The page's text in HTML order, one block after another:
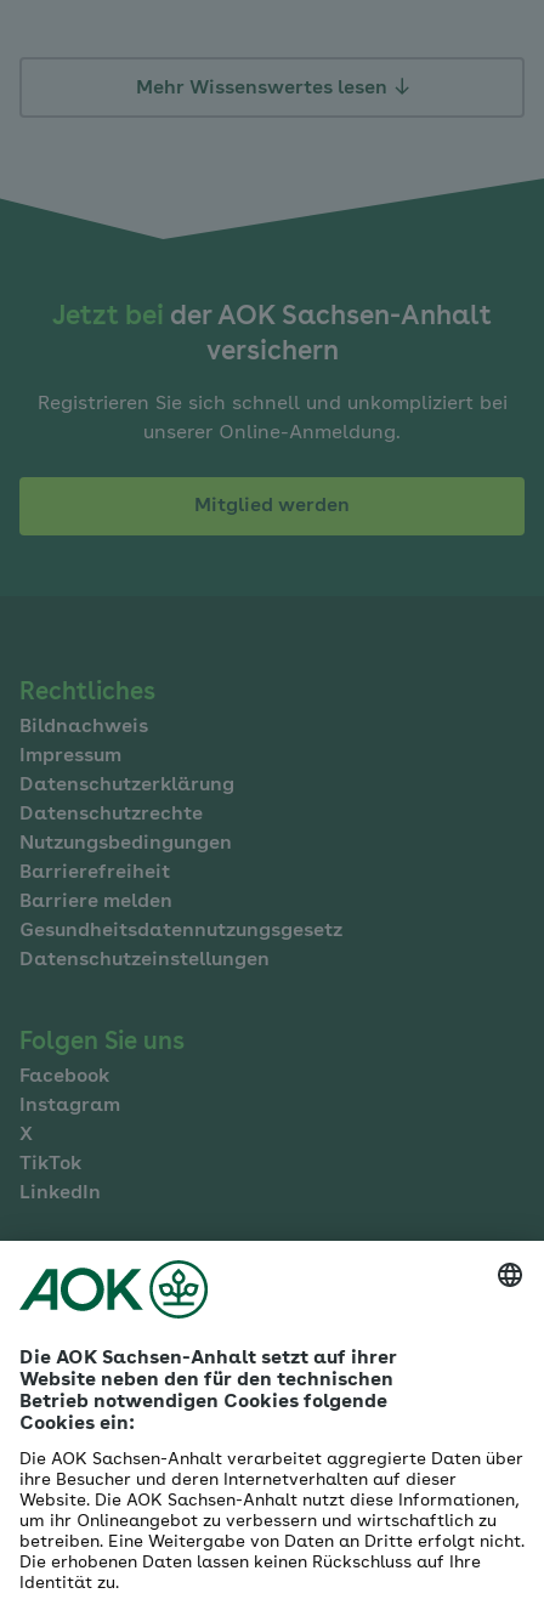
Mehr Wissenswertes lesen
Jetzt bei der AOK Sachsen-Anhalt
versichern
Registrieren Sie sich schnell und unkompliziert bei
unserer Online-Anmeldung.
Mitglied werden
Navigation
im
Fußbereich
Rechtliches
Bildnachweis
Impressum
Datenschutzerklärung
Datenschutzrechte
Nutzungsbedingungen
Barrierefreiheit
Barriere melden
Gesundheitsdatennutzungsgesetz
Datenschutzeinstellungen
Folgen Sie uns
Facebook
Instagram
X
TikTok
LinkedIn
Mehr zur AOK Sachsen-Anhalt
Karriere
Betriebliches Gesundheitsmanagement
Firmenkunden
Gesundheitspartner
Betreuer- & Bevollmächtigte
Die AOK - Wir über uns
Grounding Page
Innovationsportal
Presse